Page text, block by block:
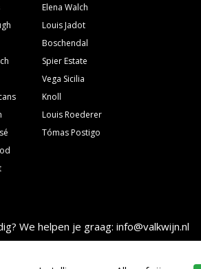
Elena Walch
Louis Jadot
Boschendal
Spier Estate
Vega Sicilia
Knoll
Louis Roederer
Tómas Postigo
We helpen je graag: info@valkwijn.nl